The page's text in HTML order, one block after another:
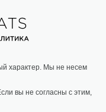
характер. Мы не несем
вы не согласны с этим,